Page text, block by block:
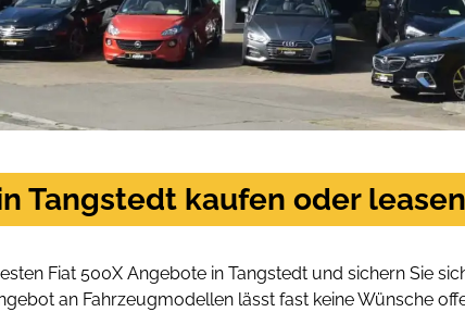
Tangstedt kaufen oder leasen
Fiat 500X Angebote in Tangstedt und sichern Sie
an Fahrzeugmodellen lässt fast keine Wünsche